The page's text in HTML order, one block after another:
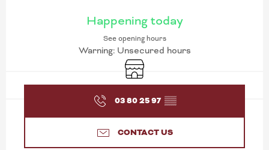
OPENING HOURS &
Happening today
See opening hours
Warning: Unsecured hours
Shop
03 80 25 97 ▒▒
CONTACT US